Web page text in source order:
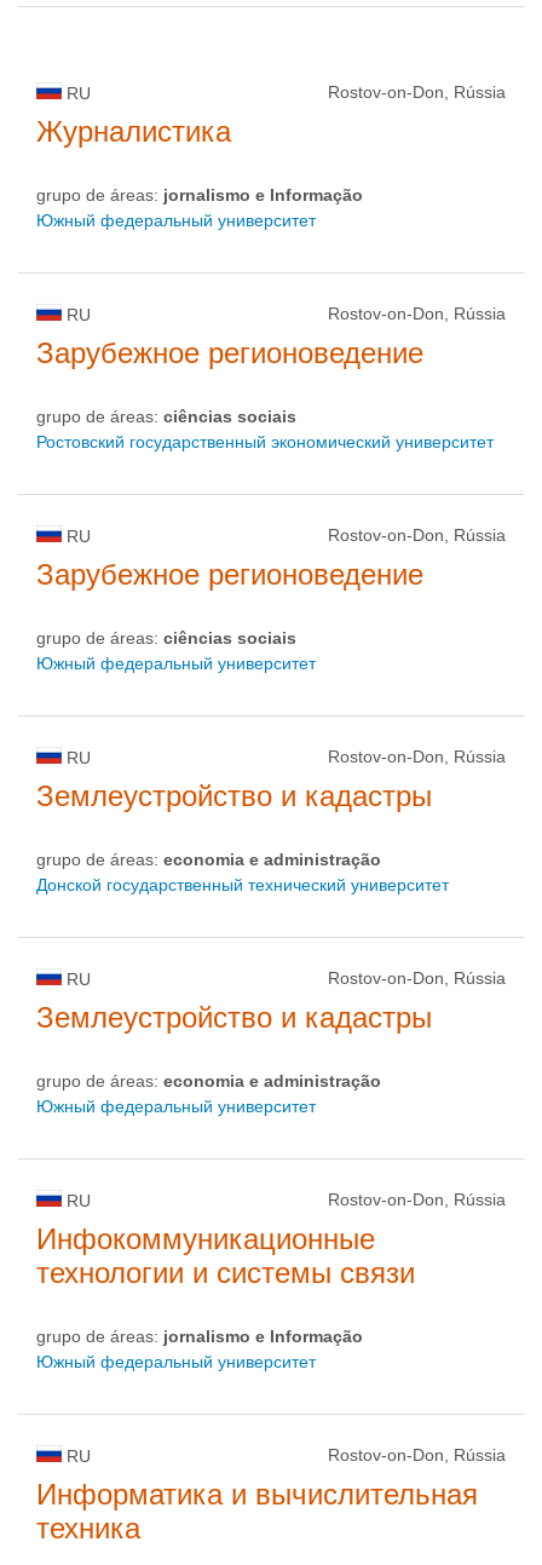
RU Rostov-on-Don, Rússia
Журналистика
grupo de áreas: jornalismo e Informação
Южный федеральный университет
RU Rostov-on-Don, Rússia
Зарубежное регионоведение
grupo de áreas: ciências sociais
Ростовский государственный экономический университет
RU Rostov-on-Don, Rússia
Зарубежное регионоведение
grupo de áreas: ciências sociais
Южный федеральный университет
RU Rostov-on-Don, Rússia
Землеустройство и кадастры
grupo de áreas: economia e administração
Донской государственный технический университет
RU Rostov-on-Don, Rússia
Землеустройство и кадастры
grupo de áreas: economia e administração
Южный федеральный университет
RU Rostov-on-Don, Rússia
Инфокоммуникационные
технологии и системы связи
grupo de áreas: jornalismo e Informação
Южный федеральный университет
RU Rostov-on-Don, Rússia
Информатика и вычислительная
техника